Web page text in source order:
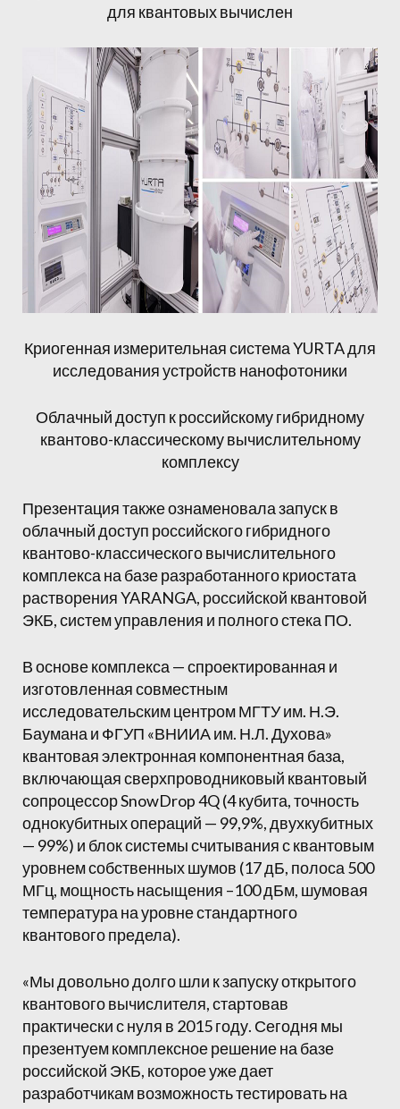
для квантовых вычислен
Криогенная измерительная система YURTA для
исследования устройств нанофотоники
Облачный доступ к российскому гибридному
квантово-классическому вычислительному
комплексу
Презентация также ознаменовала запуск в
облачный доступ российского гибридного
квантово-классического вычислительного
комплекса на базе разработанного криостата
растворения YARANGA, российской квантовой
ЭКБ, систем управления и полного стека ПО.
В основе комплекса — спроектированная и
изготовленная совместным
исследовательским центром МГТУ им. Н.Э.
Баумана и ФГУП «ВНИИА им. Н.Л. Духова»
квантовая электронная компонентная база,
включающая сверхпроводниковый квантовый
сопроцессор SnowDrop 4Q (4 кубита, точность
однокубитных операций — 99,9%, двухкубитных
— 99%) и блок системы считывания с квантовым
уровнем собственных шумов (17 дБ, полоса 500
МГц, мощность насыщения –100 дБм, шумовая
температура на уровне стандартного
квантового предела).
«Мы довольно долго шли к запуску открытого
квантового вычислителя, стартовав
практически с нуля в 2015 году. Сегодня мы
презентуем комплексное решение на базе
российской ЭКБ, которое уже дает
разработчикам возможность тестировать на